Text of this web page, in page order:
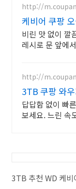
http://
케비어 쿠팡
로켓배송
비린 맛 없이 깔
레시로 문 앞에
http://
3TB 쿠팡 와
답답함 없이 빠
보세요. 느린 속
3TB 추천 WD 케비